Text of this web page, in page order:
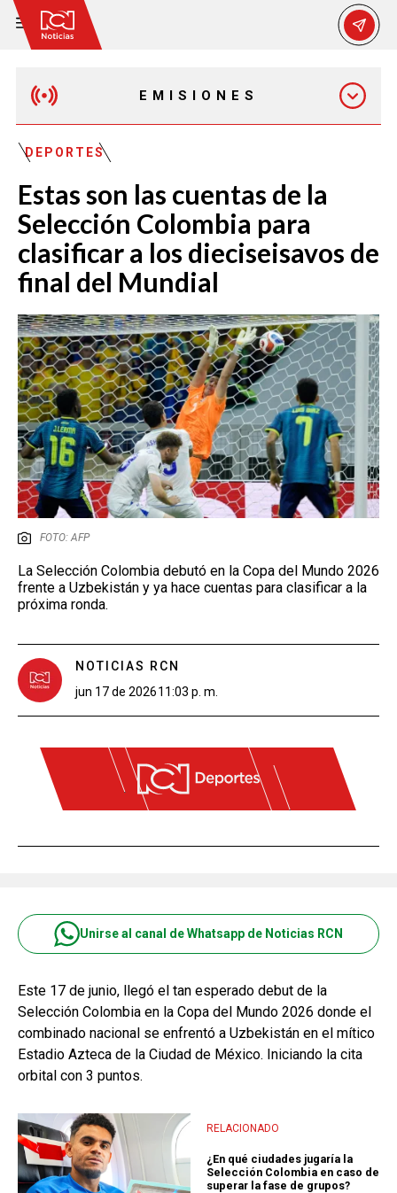
EMISIONES
EMISIÓN 12:30 PM
EMISIÓN 7:00 PM
EMISIÓN 11:30 PM
DEPORTES
Estas son las cuentas de la
Selección Colombia para
clasificar a los dieciseisavos de
final del Mundial
FOTO: AFP
La Selección Colombia debutó en la Copa del Mundo 2026
frente a Uzbekistán y ya hace cuentas para clasificar a la
próxima ronda.
NOTICIAS RCN
jun 17 de 202611:03 p. m.
Unirse al canal de Whatsapp de Noticias RCN
Este 17 de junio, llegó el tan esperado debut de la
Selección Colombia en la Copa del Mundo 2026 donde el
combinado nacional se enfrentó a Uzbekistán en el mítico
Estadio Azteca de la Ciudad de México. Iniciando la cita
orbital con 3 puntos.
RELACIONADO
¿En qué ciudades jugaría la
Selección Colombia en caso de
superar la fase de grupos?